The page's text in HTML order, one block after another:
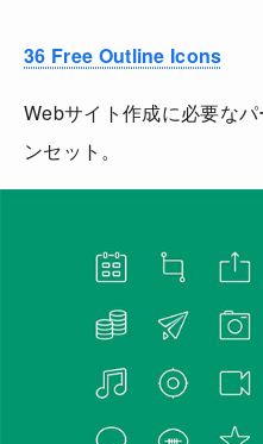
36 Free Outline Icons
Webサイト作成に必要な
ンセット。